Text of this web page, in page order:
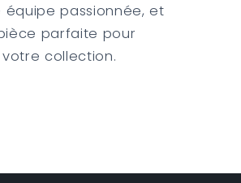
passionnée, et
parfaite pour
collection.